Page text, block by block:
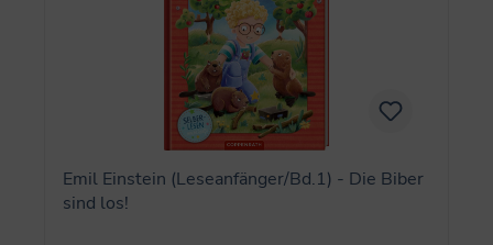
Emil Einstein (Leseanfänger/Bd.1) - Die Biber
sind los!